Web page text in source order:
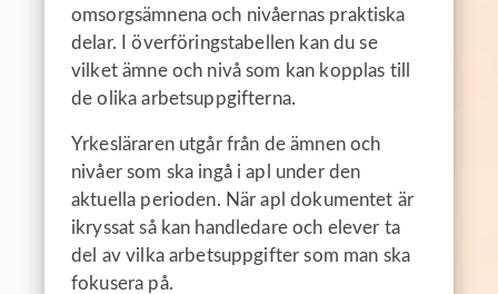
omsorgsämnena och nivåernas praktiska
delar. I överföringstabellen kan du se
vilket ämne och nivå som kan kopplas till
de olika arbetsuppgifterna.
Yrkesläraren utgår från de ämnen och
nivåer som ska ingå i apl under den
aktuella perioden. När apl dokumentet är
ikryssat så kan handledare och elever ta
del av vilka arbetsuppgifter som man ska
fokusera på.